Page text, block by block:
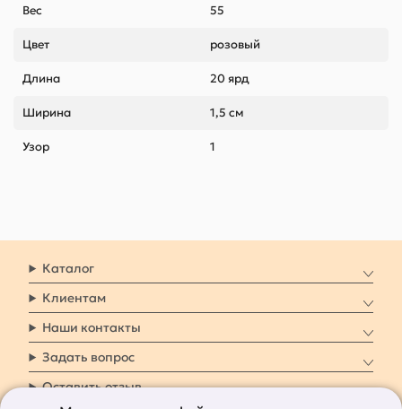
Вес 55
Цвет розовый
Длина 20 ярд
Ширина 1,5 см
Узор 1
Каталог
Клиентам
Наши контакты
Задать вопрос
Оставить отзыв